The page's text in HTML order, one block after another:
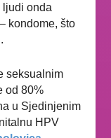
ljudi onda
kondome, što
seksualnim
od80%
u Sjedinjenim
HPV